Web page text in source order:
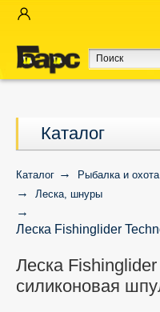
Каталог
Каталог Рыбалка и охота
Леска, шнуры
Леска Fishinglider
Леска
силиконовая